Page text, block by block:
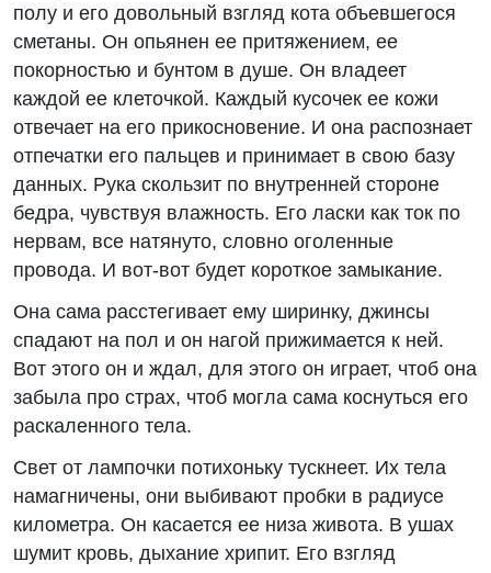
полу и его довольный взгляд кота объевшегося
сметаны. Он опьянен ее притяжением, ее
покорностью и бунтом в душе. Он владеет
каждой ее клеточкой. Каждый кусочек ее кожи
отвечает на его прикосновение. И она распознает
отпечатки его пальцев и принимает в свою базу
данных. Рука скользит по внутренней стороне
бедра, чувствуя влажность. Его ласки как ток по
нервам, все натянуто, словно оголенные
провода. И вот-вот будет короткое замыкание.
Она сама расстегивает ему ширинку, джинсы
спадают на пол и он нагой прижимается к ней.
Вот этого он и ждал, для этого он играет, чтоб она
забыла про страх, чтоб могла сама коснуться его
раскаленного тела.
Свет от лампочки потихоньку тускнеет. Их тела
намагничены, они выбивают пробки в радиусе
километра. Он касается ее низа живота. В ушах
шумит кровь, дыхание хрипит. Его взгляд